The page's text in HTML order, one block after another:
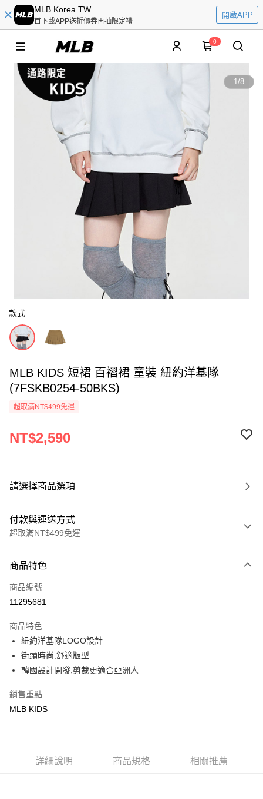
MLB Korea TW
首下載APP送折價券再抽限定禮
開啟APP
0
1/8
款式
MLB KIDS 短裙 百褶裙 童裝 紐約洋基隊
(7FSKB0254-50BKS)
超取滿NT$499免運
NT$2,590
請選擇商品選項
付款與運送方式
超取滿NT$499免運
信用卡一次付款
超商取貨付款
Apple Pay
街口支付
運送方式
全家取貨<不支援離島取退>
商品特色
商品編號
11295681
商品特色
紐約洋基隊LOGO設計
街頭時尚,舒適版型
韓國設計開發,剪裁更適合亞洲人
銷售重點
MLB KIDS
詳細說明 商品規格 相關推薦